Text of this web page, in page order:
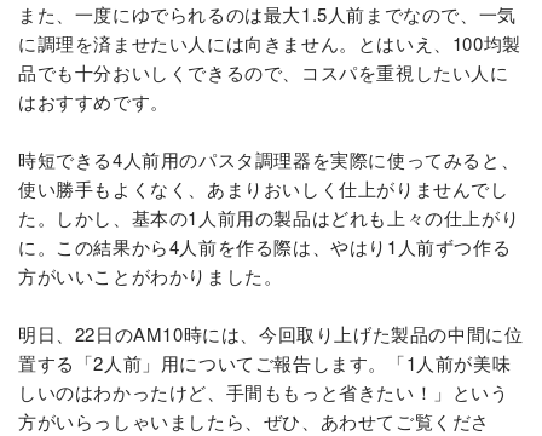
また、一度にゆでられるのは最大1.5人前までなので、一気
に調理を済ませたい人には向きません。とはいえ、100均製
品でも十分おいしくできるので、コスパを重視したい人に
はおすすめです。
時短できる4人前用のパスタ調理器を実際に使ってみると、
使い勝手もよくなく、あまりおいしく仕上がりませんでし
た。しかし、基本の1人前用の製品はどれも上々の仕上がり
に。この結果から4人前を作る際は、やはり1人前ずつ作る
方がいいことがわかりました。
明日、22日のAM10時には、今回取り上げた製品の中間に位
置する「2人前」用についてご報告します。「1人前が美味
しいのはわかったけど、手間ももっと省きたい！」という
方がいらっしゃいましたら、ぜひ、あわせてご覧くださ